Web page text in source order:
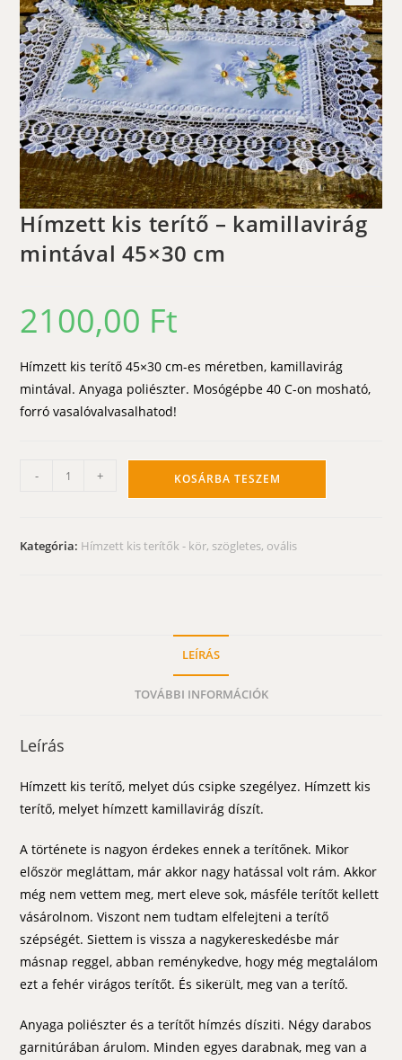
🔍
Hímzett kis terítő – kamillavirág
mintával 45×30 cm
2100,00 Ft
Hímzett kis terítő 45×30 cm-es méretben, kamillavirág
mintával. Anyaga poliészter. Mosógépbe 40 C-on mosható,
forró vasalóvalvasalhatod!
- + KOSÁRBA TESZEM
Kategória: Hímzett kis terítők - kör, szögletes, ovális
LEÍRÁS
TOVÁBBI INFORMÁCIÓK
Leírás
Hímzett kis terítő, melyet dús csipke szegélyez. Hímzett kis
terítő, melyet hímzett kamillavirág díszít.
A története is nagyon érdekes ennek a terítőnek. Mikor
először megláttam, már akkor nagy hatással volt rám. Akkor
még nem vettem meg, mert eleve sok, másféle terítőt kellett
vásárolnom. Viszont nem tudtam elfelejteni a terítő
szépségét. Siettem is vissza a nagykereskedésbe már
másnap reggel, abban reménykedve, hogy még megtalálom
ezt a fehér virágos terítőt. És sikerült, meg van a terítő.
Anyaga poliészter és a terítőt hímzés dísziti. Négy darabos
garnitúrában árulom. Minden egyes darabnak, meg van a